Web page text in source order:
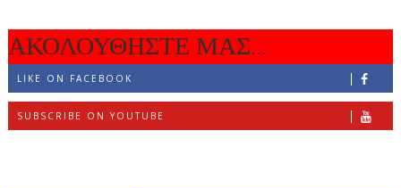
ΑΚΟΛΟΥΘΗΣΤΕ ΜΑΣ...
LIKE ON FACEBOOK
SUBSCRIBE ON YOUTUBE